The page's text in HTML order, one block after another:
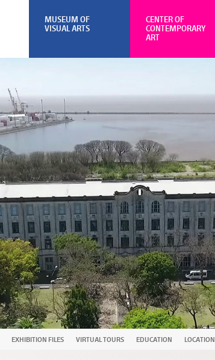
EXHIBITION FILES VIRTUAL TOURS EDUCATION LOCATION
CENTER OF
CONTEMPORARY
ART
MUSEUM OF
VISUAL ARTS